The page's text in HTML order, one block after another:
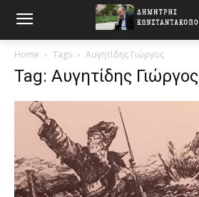
Home Tags Αυγητίδης Γιώργος
Tag: Αυγητίδης Γιώργος